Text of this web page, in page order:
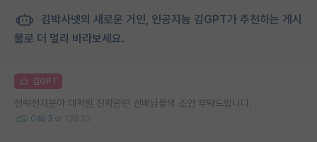
김박사넷의 새로운 거인, 인공지능 김GPT가 추천하는 게시
물로 더 멀리 바라보세요.
김GPT
전력전자분야 대학원 진학관련 선배님들의 조언 부탁드립니다.
0 3 13830